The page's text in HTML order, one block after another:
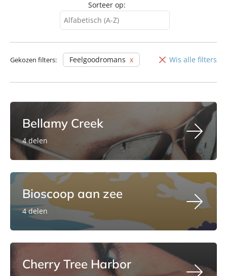
Sorteer op:
Alfabetisch (A-Z)
Alfabetisch (Z-A)
Gekozen filters: Feelgoodromans Wis alle filters
Bellamy Creek
4 delen
Bioscoop aan zee
4 delen
Cherry Tree Harbor